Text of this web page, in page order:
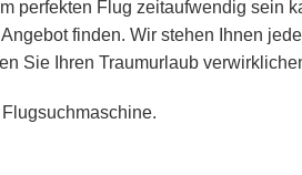
perfekten Flug zeitaufwendig sein
finden. Wir stehen Ihnen
Sie Ihren Traumurlaub